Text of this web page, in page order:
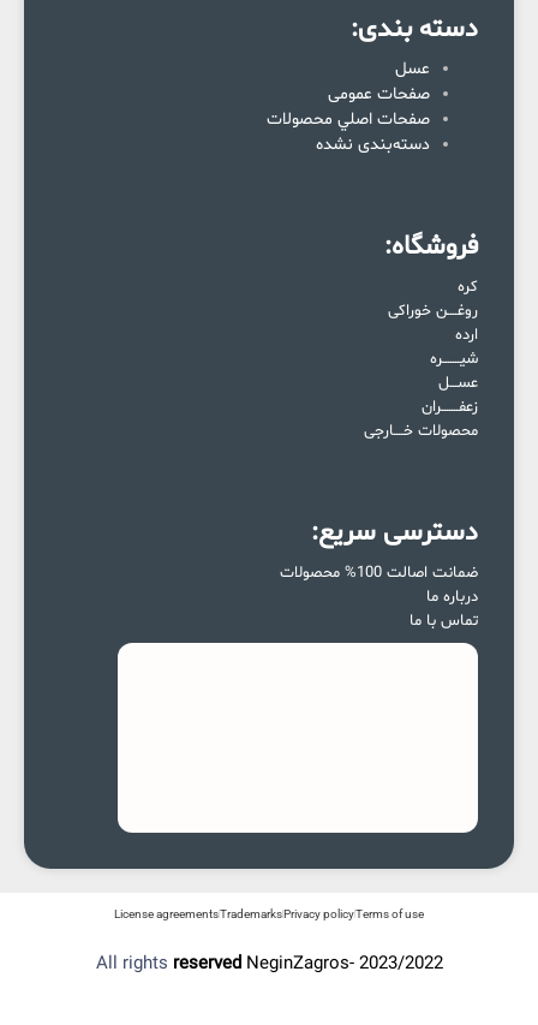
دسته بندی:
عسل
صفحات عمومی
صفحات اصلي محصولات
دسته‌بندی نشده
فروشگاه:
کره
روغــــن خوراکی
ارده
شیـــــــره
عســـل
زعفـــــــران
محصولات خــــارجی
دسترسی سریع:
ضمانت اصالت 100% محصولات
درباره ما
تماس با ما
Terms of use
Privacy policy
Trademarks
License agreements
All rights reserved NeginZagros- 2023/2022